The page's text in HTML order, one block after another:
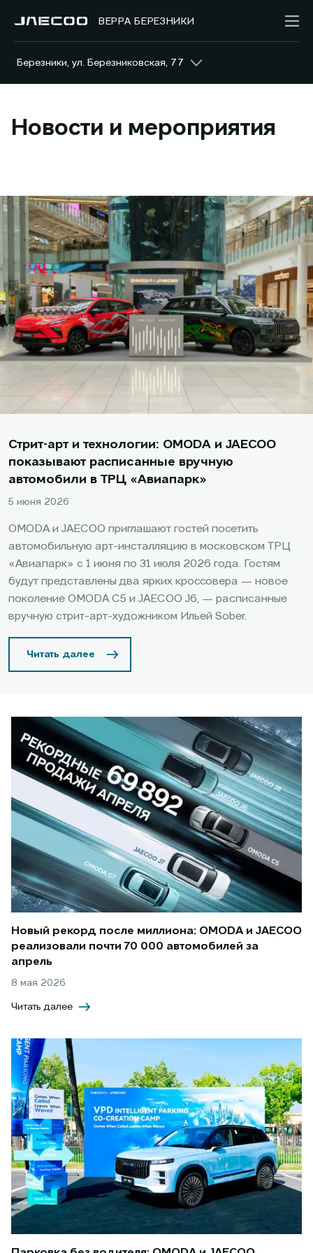
ВЕРРА БЕРЕЗНИКИ
Березники, ул. Березниковская, 77
Новости и мероприятия
Стрит-арт и технологии: OMODA и JAECOO
показывают расписанные вручную
автомобили в ТРЦ «Авиапарк»
5 июня 2026
OMODA и JAECOO приглашают гостей посетить
автомобильную арт-инсталляцию в московском ТРЦ
«Авиапарк» с 1 июня по 31 июля 2026 года. Гостям
будут представлены два ярких кроссовера — новое
поколение OMODA C5 и JAECOO J6, — расписанные
вручную стрит-арт-художником Ильей Sober.
Читать далее
Новый рекорд после миллиона: OMODA и JAECOO
реализовали почти 70 000 автомобилей за
апрель
8 мая 2026
Читать далее